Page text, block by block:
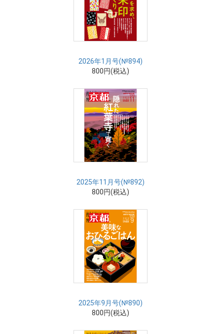
2026年1月号(№894)
800円(税込)
2025年11月号(№892)
800円(税込)
2025年9月号(№890)
800円(税込)